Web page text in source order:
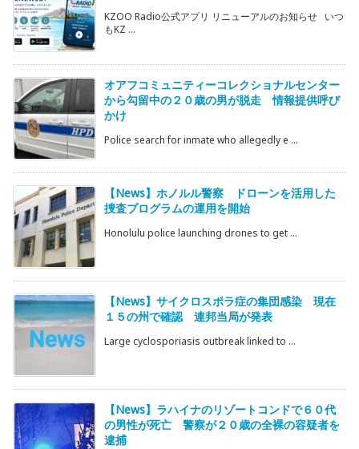
KZOO Radio公式アプリ リニューアルのお知らせ いつ
もKZ ...
オアフコミュニティーコレクショナルセンター
から勾留中の２０歳の男が脱走 情報提供呼び
かけ
Police search for inmate who allegedly e ...
【News】ホノルル警察 ドローンを活用した
捜査プログラムの運用を開始
Honolulu police launching drones to get ...
【News】サイクロスポラ症の集団感染 現在
１５の州で確認 連邦当局が発表
Large cyclosporiasis outbreak linked to ...
【News】ラハイナのリゾートコンドで６０代
の男性が死亡 警察が２０歳の全裸の容疑者を
逮捕